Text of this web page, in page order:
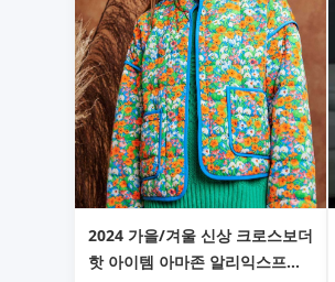
2024 가을/겨울 신상 크로스보더
핫 아이템 아마존 알리익스프레